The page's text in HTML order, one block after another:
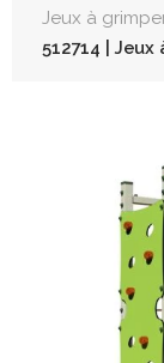
Jeux à
512714 |